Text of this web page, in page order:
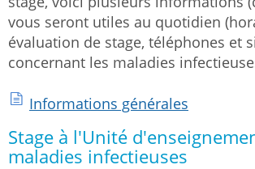
vous seront utiles au quotidien
évaluation de stage, téléphones et
concernant les maladies
Informations générales
Stage à l'Unité
maladies infectieuses